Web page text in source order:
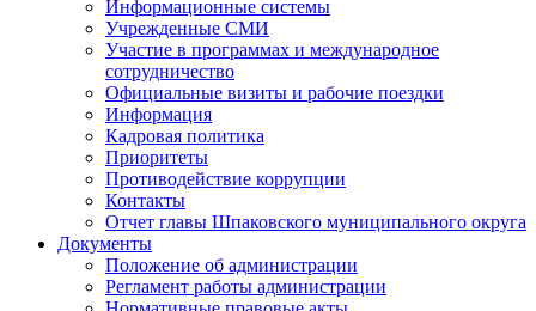
Информационные системы
Учрежденные СМИ
Участие в программах и международное
сотрудничество
Официальные визиты и рабочие поездки
Информация
Кадровая политика
Приоритеты
Противодействие коррупции
Контакты
Отчет главы Шпаковского муниципального округа
Документы
Положение об администрации
Регламент работы администрации